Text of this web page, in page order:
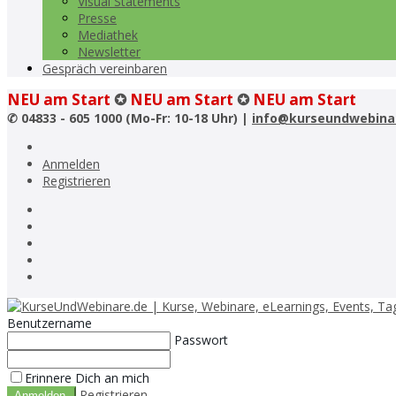
Presse
Mediathek
Newsletter
Gespräch vereinbaren
NEU am Start ✪ NEU am Start ✪ NEU am Start
✆ 04833 - 605 1000 (Mo-Fr: 10-18 Uhr) |
Anmelden
Registrieren
Benutzername
Passwort
Erinnere Dich an mich